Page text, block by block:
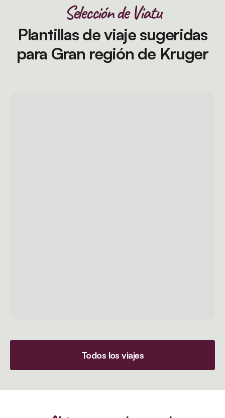
Selección de Viatu
Plantillas de viaje sugeridas
para Gran región de Kruger
Todos los viajes